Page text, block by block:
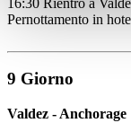
Pernottamento in
9 Giorno
Valdez - Anchorage